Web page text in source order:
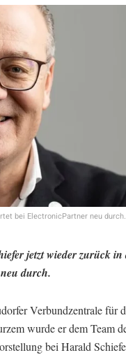
bei ElectronicPartner neu
jetzt wieder zurück
durch.
Verbundzentrale für
wurde er dem Team
bei Harald